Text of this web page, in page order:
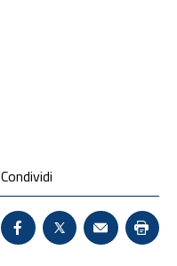
Condividi
Condividi su
X - Sito esterno
Invio Mail: